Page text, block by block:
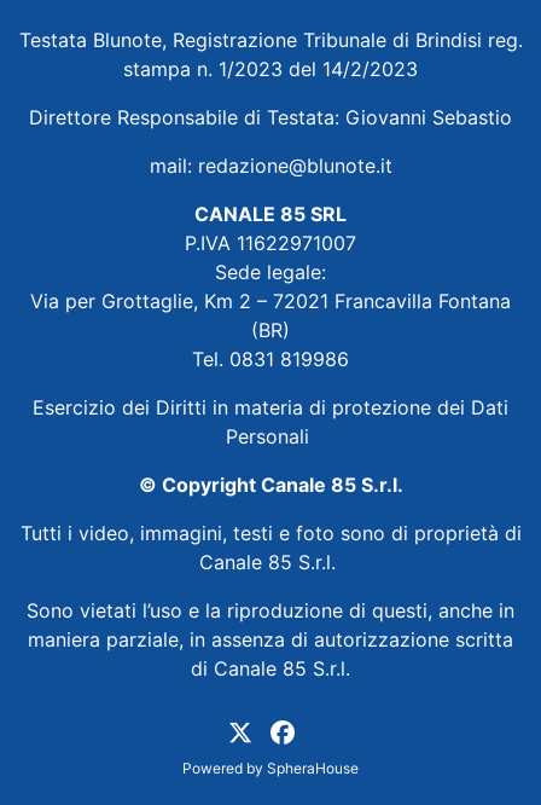
Testata Blunote, Registrazione Tribunale di Brindisi reg.
stampa n. 1/2023 del 14/2/2023
Direttore Responsabile di Testata: Giovanni Sebastio
mail: redazione@blunote.it
CANALE 85 SRL
P.IVA 11622971007
Sede legale:
Via per Grottaglie, Km 2 – 72021 Francavilla Fontana
(BR)
Tel. 0831 819986
Esercizio dei Diritti in materia di protezione dei Dati
Personali
© Copyright Canale 85 S.r.l.
Tutti i video, immagini, testi e foto sono di proprietà di
Canale 85 S.r.l.
Sono vietati l’uso e la riproduzione di questi, anche in
maniera parziale, in assenza di autorizzazione scritta
di Canale 85 S.r.l.
Powered by SpheraHouse